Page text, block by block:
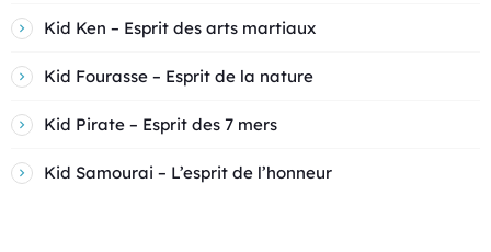
Kid Ken – Esprit des arts martiaux
Kid Fourasse – Esprit de la nature
Kid Pirate – Esprit des 7 mers
Kid Samourai – L’esprit de l’honneur